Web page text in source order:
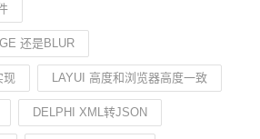
还是BLUR
现 LAYUI 高度和浏览器高度一致
DELPHI XML转JSON